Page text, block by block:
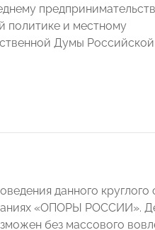
политике и местному
Думы Российской
данного
«ОПОРЫ РОССИИ».
без массового